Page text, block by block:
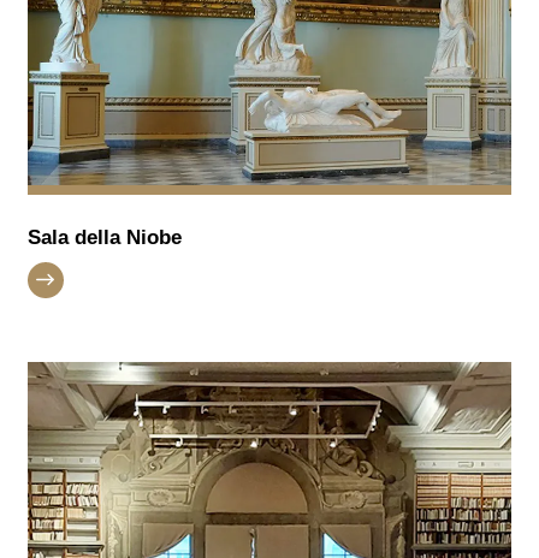
Sala della Niobe